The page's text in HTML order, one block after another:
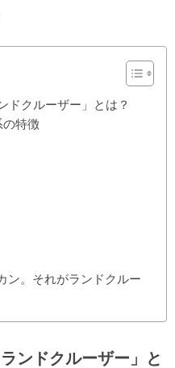
ドクルーザー」とは？
の特徴
ン。それがランドクルー
ンドクルーザー」と